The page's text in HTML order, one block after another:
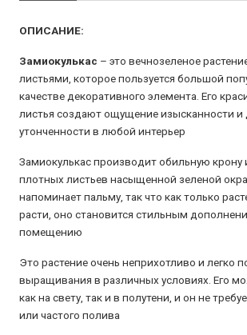
ОПИСАНИЕ:
Замиокулькас – это вечнозеленое
листьями, которое пользуется большой
качестве декоративного элемента. Его
листья создают ощущение изысканности
утонченности в любой интерьер
Замиокулькас производит обильную крону
плотных листьев насыщенной зеленой
напоминает пальму, так что как только
расти, оно становится стильным
помещению
Это растение очень неприхотливо и легко
выращивания в различных условиях. Его
как на свету, так и в полутени, и он не
или частого полива